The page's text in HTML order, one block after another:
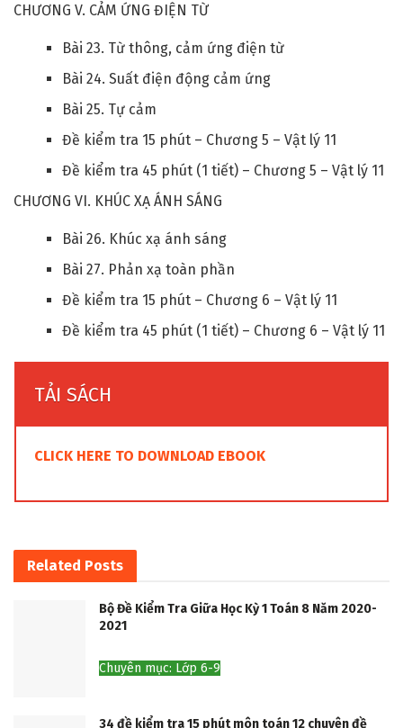
CHƯƠNG V. CẢM ỨNG ĐIỆN TỪ
Bài 23. Từ thông, cảm ứng điện từ
Bài 24. Suất điện động cảm ứng
Bài 25. Tự cảm
Đề kiểm tra 15 phút – Chương 5 – Vật lý 11
Đề kiểm tra 45 phút (1 tiết) – Chương 5 – Vật lý 11
CHƯƠNG VI. KHÚC XẠ ÁNH SÁNG
Bài 26. Khúc xạ ánh sáng
Bài 27. Phản xạ toàn phần
Đề kiểm tra 15 phút – Chương 6 – Vật lý 11
Đề kiểm tra 45 phút (1 tiết) – Chương 6 – Vật lý 11
TẢI SÁCH
CLICK HERE TO DOWNLOAD EBOOK
Related Posts
Bộ Đề Kiểm Tra Giữa Học Kỳ 1 Toán 8 Năm 2020-
2021
Chuyên mục: Lớp 6-9
34 đề kiểm tra 15 phút môn toán 12 chuyên đề